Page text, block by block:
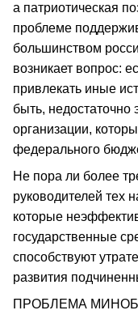
а патриотическая
проблеме
большинством
возникает вопрос:
привлекать иные
быть,
организации,
федерального
Не пора ли более
руководителей тех
которые
государственные
способствуют
развития
ПРОБЛЕМА